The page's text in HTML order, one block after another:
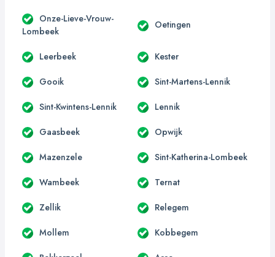
Onze-Lieve-Vrouw-
Lombeek
Oetingen
Leerbeek Kester
Gooik Sint-Martens-Lennik
Sint-Kwintens-Lennik Lennik
Gaasbeek Opwijk
Mazenzele Sint-Katherina-Lombeek
Wambeek Ternat
Zellik Relegem
Mollem Kobbegem